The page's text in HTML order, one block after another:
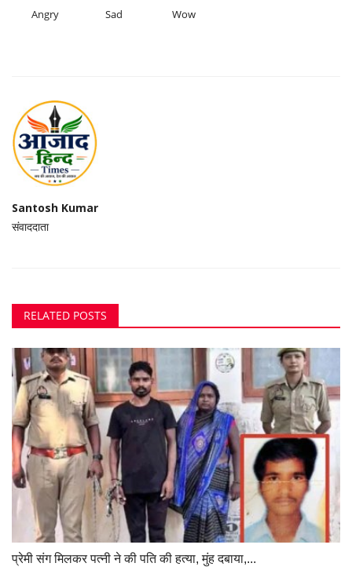
Angry Sad Wow
Santosh Kumar
संवाददाता
RELATED POSTS
प्रेमी संग मिलकर पत्नी ने की पति की हत्या, मुंह दबाया,...